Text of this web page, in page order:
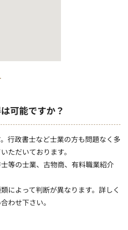
可能ですか？
行政書士など士業の方も問題なく多
ただいております。
等の士業、古物商、有料職業紹介
によって判断が異なります。詳しく
わせ下さい。